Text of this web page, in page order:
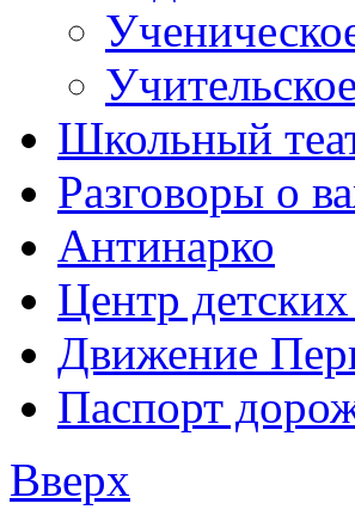
Разговоры о
Антинарко
Центр
Движение
Паспорт
Вверх
Боковое меню
Главная